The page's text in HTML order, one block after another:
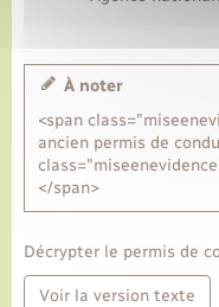
À noter
<span
ancien permis de
</span>
Décrypter le permis de
Voir la version texte